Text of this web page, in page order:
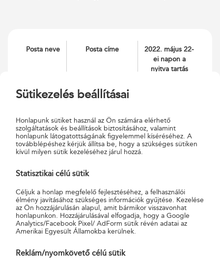
Posta neve Posta címe
2022. május 22-
ei napon a
nyitva tartás
Budapest
62 posta
Budapest VI. Teréz
körút 51
72 posta
Budapest VIII.
Baross tér 11/c.
Sütikezelés beállításai
Honlapunk sütiket használ az Ön számára elérhető
szolgáltatások és beállítások biztosításához, valamint
honlapunk látogatottságának figyelemmel kíséréséhez. A
továbblépéshez kérjük állítsa be, hogy a szükséges sütiken
kívül milyen sütik kezeléséhez járul hozzá.
Statisztikai célú sütik
Céljuk a honlap megfelelő fejlesztéséhez, a felhasználói
élmény javításához szükséges információk gyűjtése. Kezelése
az Ön hozzájárulásán alapul, amit bármikor visszavonhat
honlapunkon. Hozzájárulásával elfogadja, hogy a Google
Analytics/Facebook Pixel/ AdForm sütik révén adatai az
Amerikai Egyesült Államokba kerülnek.
Reklám/nyomkövető célú sütik